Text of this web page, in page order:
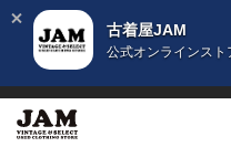
古着屋JAM
公式オンラインスト